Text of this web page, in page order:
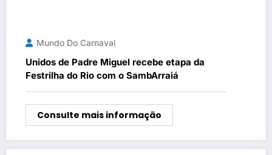
Mundo Do Carnaval
Unidos de Padre Miguel recebe etapa da
Festrilha do Rio com o SambArraiá
Consulte mais informação